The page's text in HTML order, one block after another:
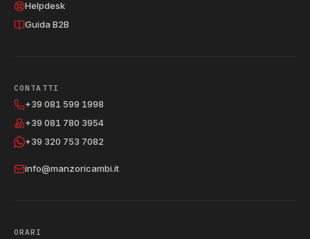
Helpdesk
Guida B2B
CONTATTI
+39 081 599 1998
+39 081 780 3954
+39 320 753 7082
info@manzoricambi.it
ORARI